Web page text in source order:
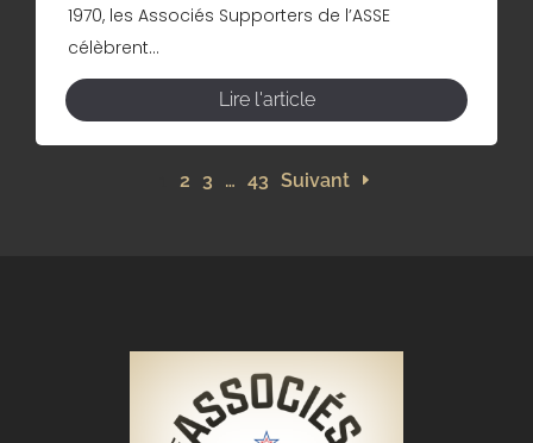
1970, les Associés Supporters de l’ASSE
célèbrent...
Lire l'article
2 3 … 43 Suivant